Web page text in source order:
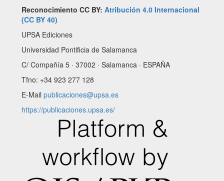
Reconocimiento CC BY: Atribución 4.0 Internacional
(CC BY 40)
UPSA Ediciones
Universidad Pontificia de Salamanca
C/ Compañía 5 · 37002 · Salamanca · ESPAÑA
Tfno: +34 923 277 128
E-Mail publicaciones@upsa.es
https://publicaciones.upsa.es/